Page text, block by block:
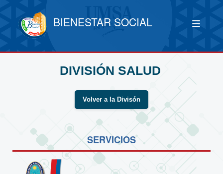
BIENESTAR SOCIAL
DIVISIÓN SALUD
Volver a la Divisón
SERVICIOS